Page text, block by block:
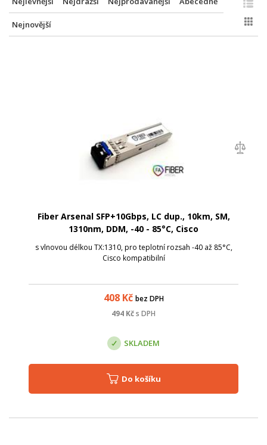
Nejnovější
Fiber Arsenal SFP+10Gbps, LC dup., 10km, SM,
1310nm, DDM, -40 - 85°C, Cisco
s vlnovou délkou TX:1310, pro teplotní rozsah -40 až 85°C,
Cisco kompatibilní
408Kč bez DPH
494 Kčs DPH
SKLADEM
Do košíku